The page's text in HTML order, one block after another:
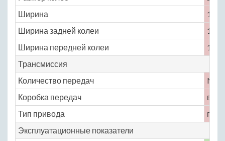
Ширина
1770
Ширина задней колеи
1530
Ширина передней колеи
1535
Трансмиссия
Количество передач
No
Коробка передач
Тип привода
Эксплуатационные показатели